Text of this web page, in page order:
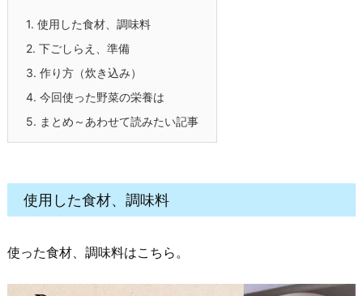
1. 使用した食材、調味料
2. 下ごしらえ、準備
3. 作り方（炊き込み）
4. 今回使った野菜の栄養は
5. まとめ～あわせて読みたい記事
使用した食材、調味料
使った食材、調味料はこちら。